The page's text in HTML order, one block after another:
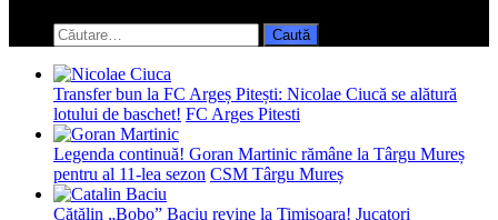
search
form
Caută
după:
Transfer bun la FC Argeș Pitești: Nicolae Ciucă se alătură
lotului de baschet! FC Arges Pitesti
Legenda continuă! Goran Martinic rămâne la Târgu Mureș
pentru al 11-lea sezon CSM Târgu Mureș
Cătălin „Bobo” Baciu revine la Timișoara! Jucatori